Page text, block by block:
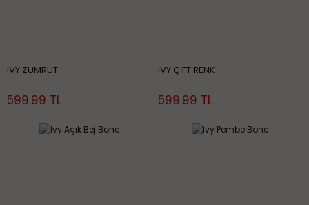
IVY ZÜMRÜT
599.99 TL
IVY ÇİFT RENK
599.99 TL